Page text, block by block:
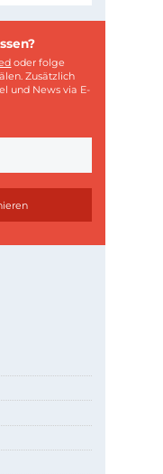
oder folge
Zusätzlich
und News via E-